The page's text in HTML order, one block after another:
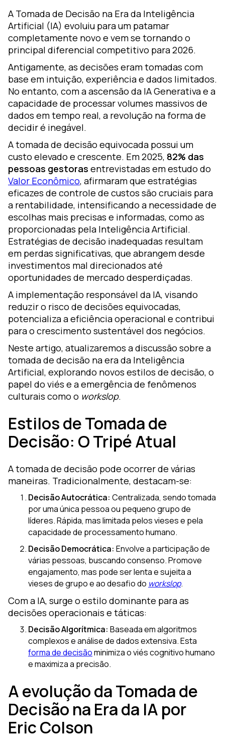
–
A Tomada de Decisão na Era da Inteligência
Artificial (IA) evoluiu para um patamar
completamente novo e vem se tornando o
principal diferencial competitivo para 2026.
Antigamente, as decisões eram tomadas com
base em intuição, experiência e dados limitados.
No entanto, com a ascensão da IA Generativa e a
capacidade de processar volumes massivos de
dados em tempo real, a revolução na forma de
decidir é inegável.
A tomada de decisão equivocada possui um
custo elevado e crescente. Em 2025, 82% das
pessoas gestoras entrevistadas em estudo do
Valor Econômico, afirmaram que estratégias
eficazes de controle de custos são cruciais para
a rentabilidade, intensificando a necessidade de
escolhas mais precisas e informadas, como as
proporcionadas pela Inteligência Artificial.
Estratégias de decisão inadequadas resultam
em perdas significativas, que abrangem desde
investimentos mal direcionados até
oportunidades de mercado desperdiçadas.
A implementação responsável da IA, visando
reduzir o risco de decisões equivocadas,
potencializa a eficiência operacional e contribui
para o crescimento sustentável dos negócios.
Neste artigo, atualizaremos a discussão sobre a
tomada de decisão na era da Inteligência
Artificial, explorando novos estilos de decisão, o
papel do viés e a emergência de fenômenos
culturais como o workslop.
Estilos de Tomada de
Decisão: O Tripé Atual
A tomada de decisão pode ocorrer de várias
maneiras. Tradicionalmente, destacam-se:
Decisão Autocrática: Centralizada, sendo tomada
por uma única pessoa ou pequeno grupo de
líderes. Rápida, mas limitada pelos vieses e pela
capacidade de processamento humano.
Decisão Democrática: Envolve a participação de
várias pessoas, buscando consenso. Promove
engajamento, mas pode ser lenta e sujeita a
vieses de grupo e ao desafio do workslop.
Com a IA, surge o estilo dominante para as
decisões operacionais e táticas:
Decisão Algorítmica: Baseada em algoritmos
complexos e análise de dados extensiva. Esta
forma de decisãominimiza o viés cognitivo humano
e maximiza a precisão.
A evolução da Tomada de
Decisão na Era da IA por
Eric Colson